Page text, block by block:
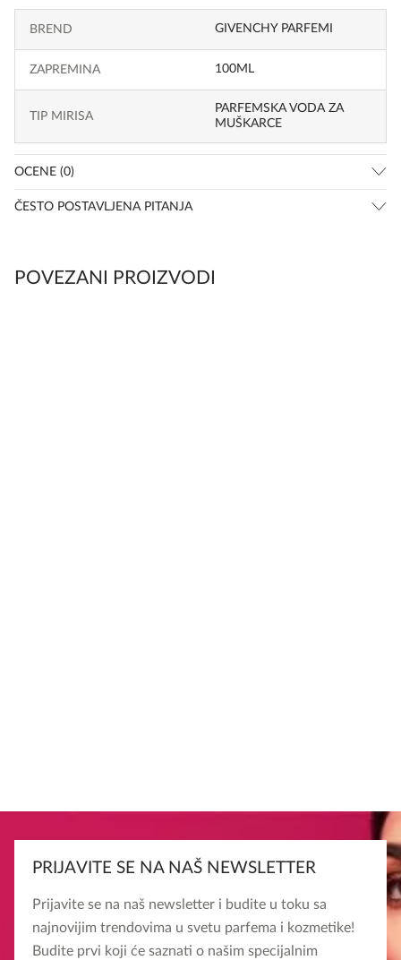
BREND GIVENCHY PARFEMI
ZAPREMINA 100ML
TIP MIRISA
PARFEMSKA VODA ZA
MUŠKARCE
OCENE (0)
ČESTO POSTAVLJENA PITANJA
POVEZANI PROIZVODI
PRIJAVITE SE NA NAŠ NEWSLETTER
Prijavite se na naš newsletter i budite u toku sa
najnovijim trendovima u svetu parfema i kozmetike!
Budite prvi koji će saznati o našim specijalnim